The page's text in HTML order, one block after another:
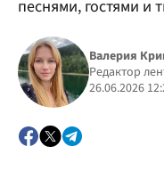
песнями, гостями и
Валерия
Редактор
26.06.2026